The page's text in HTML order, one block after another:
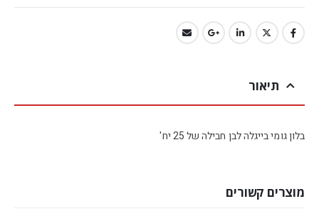
תיאור
בלון גומי בייגלה לבן חבילה של 25 יח'
מוצרים קשורים